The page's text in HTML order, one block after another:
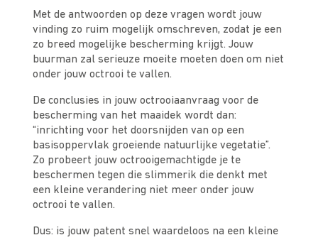
Met de antwoorden op deze vragen wordt jouw
vinding zo ruim mogelijk omschreven, zodat je een
zo breed mogelijke bescherming krijgt. Jouw
buurman zal serieuze moeite moeten doen om niet
onder jouw octrooi te vallen.
De conclusies in jouw octrooiaanvraag voor de
bescherming van het maaidek wordt dan:
“inrichting voor het doorsnijden van op een
basisoppervlak groeiende natuurlijke vegetatie”.
Zo probeert jouw octrooigemachtigde je te
beschermen tegen die slimmerik die denkt met
een kleine verandering niet meer onder jouw
octrooi te vallen.
Dus: is jouw patent snel waardeloos na een kleine